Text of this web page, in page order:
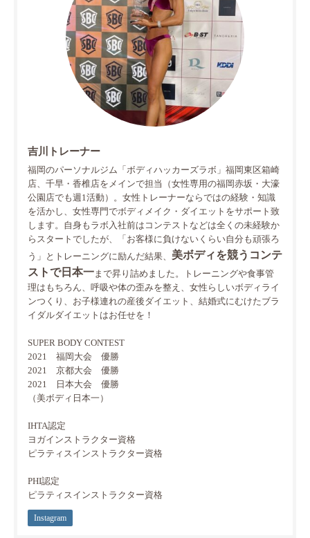
吉川トレーナー
福岡のパーソナルジム「ボディハッカーズラボ」福岡東区箱崎
店、千早・香椎店をメインで担当（女性専用の福岡赤坂・大濠
公園店でも週1活動）。女性トレーナーならではの経験・知識
を活かし、女性専門でボディメイク・ダイエットをサポート致
します。自身もラボ入社前はコンテストなどは全くの未経験か
らスタートでしたが、「お客様に負けないくらい自分も頑張ろ
う」とトレーニングに励んだ結果、 美ボディを競うコンテ
ストで日本一 まで昇り詰めました。トレーニングや食事管
理はもちろん、呼吸や体の歪みを整え、女性らしいボディライ
ンつくり、お子様連れの産後ダイエット、結婚式にむけたブラ
イダルダイエットはお任せを！
SUPER BODY CONTEST
2021 福岡大会 優勝
2021 京都大会 優勝
2021 日本大会 優勝
（美ボディ日本一）
IHTA認定
ヨガインストラクター資格
ピラティスインストラクター資格
PHI認定
ピラティスインストラクター資格
Instagram